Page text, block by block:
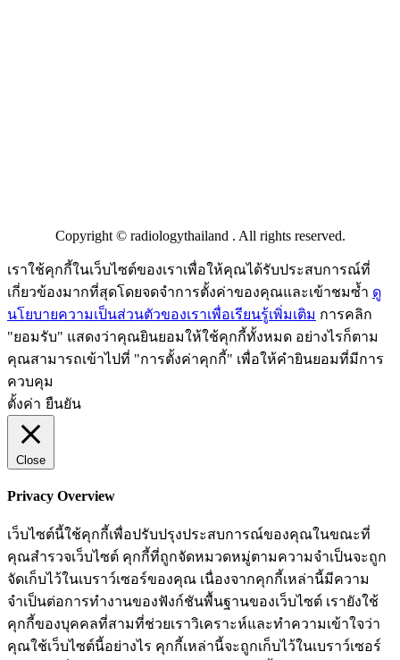
Copyright © radiologythailand . All rights reserved.
เราใช้คุกกี้ในเว็บไซต์ของเราเพื่อให้คุณได้รับประสบการณ์ที่
เกี่ยวข้องมากที่สุดโดยจดจำการตั้งค่าของคุณและเข้าชมซ้ำ ดู
นโยบายความเป็นส่วนตัวของเราเพื่อเรียนรู้เพิ่มเติม การคลิก
"ยอมรับ" แสดงว่าคุณยินยอมให้ใช้คุกกี้ทั้งหมด อย่างไรก็ตาม
คุณสามารถเข้าไปที่ "การตั้งค่าคุกกี้" เพื่อให้คำยินยอมที่มีการ
ควบคุม
ตั้งค่า ยืนยัน
Close
Privacy Overview
เว็บไซต์นี้ใช้คุกกี้เพื่อปรับปรุงประสบการณ์ของคุณในขณะที่
คุณสำรวจเว็บไซต์ คุกกี้ที่ถูกจัดหมวดหมู่ตามความจำเป็นจะถูก
จัดเก็บไว้ในเบราว์เซอร์ของคุณ เนื่องจากคุกกี้เหล่านี้มีความ
จำเป็นต่อการทำงานของฟังก์ชันพื้นฐานของเว็บไซต์ เรายังใช้
คุกกี้ของบุคคลที่สามที่ช่วยเราวิเคราะห์และทำความเข้าใจว่า
คุณใช้เว็บไซต์นี้อย่างไร คุกกี้เหล่านี้จะถูกเก็บไว้ในเบราว์เซอร์